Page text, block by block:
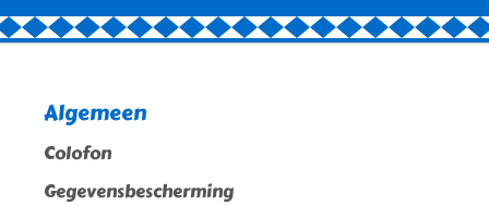
Algemeen
Colofon
Gegevensbescherming